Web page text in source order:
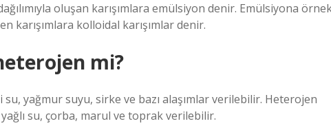
oluşan karışımlara emülsiyon denir. Emülsiyona
karışımlara kolloidal karışımlar denir.
mi?
yağmur suyu, sirke ve bazı alaşımlar verilebilir. Heterojen
su, çorba, marul ve toprak verilebilir.